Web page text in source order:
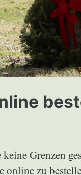
Grenzen
online zu